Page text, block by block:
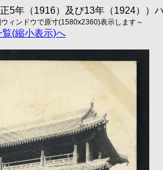
5年（1916）及び13年（1924））
ィンドウで原寸(1580x2360)表示します～
覧(縮小表示)へ